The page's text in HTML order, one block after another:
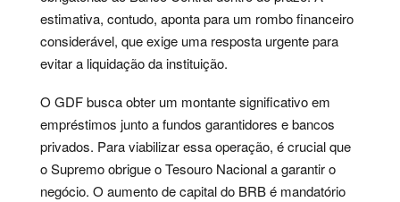
estimativa, contudo, aponta para um rombo financeiro
considerável, que exige uma resposta urgente para
evitar a liquidação da instituição.
O GDF busca obter um montante significativo em
empréstimos junto a fundos garantidores e bancos
privados. Para viabilizar essa operação, é crucial que
o Supremo obrigue o Tesouro Nacional a garantir o
negócio. O aumento de capital do BRB é mandatório